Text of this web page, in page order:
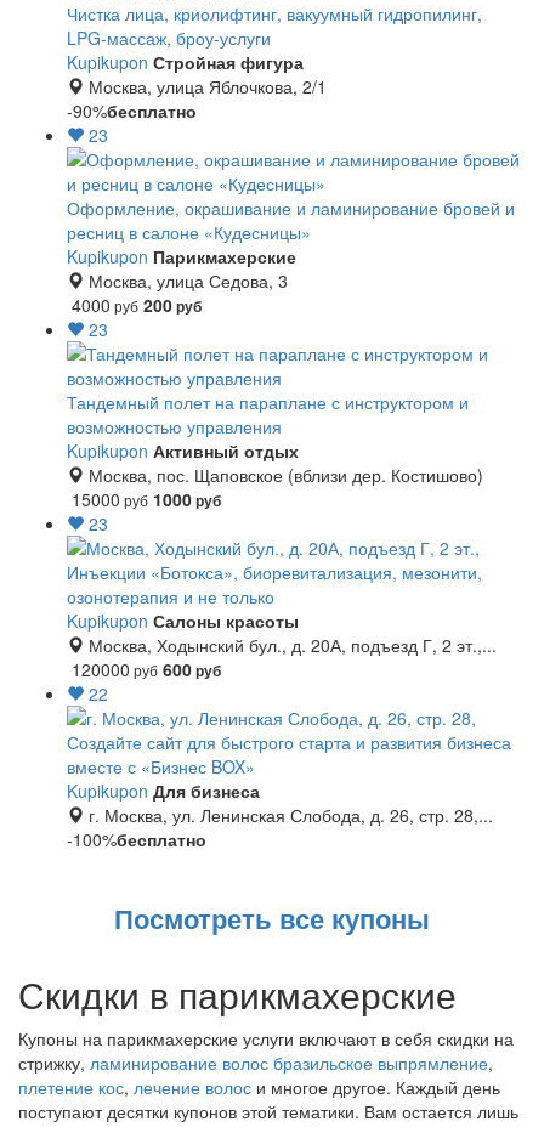
Чистка лица, криолифтинг, вакуумный гидропилинг,
LPG-массаж, броу-услуги
Kupikupon Стройная фигура
Москва, улица Яблочкова, 2/1
-90%бесплатно
23
Оформление, окрашивание и ламинирование бровей и
ресниц в салоне «Кудесницы»
Kupikupon Парикмахерские
Москва, улица Седова, 3
4000 руб 200руб
23
Тандемный полет на параплане с инструктором и
возможностью управления
Kupikupon Активный отдых
Москва, пос. Щаповское (вблизи дер. Костишово)
15000 руб 1000руб
23
Инъекции «Ботокса», биоревитализация, мезонити,
озонотерапия и не только
Kupikupon Салоны красоты
Москва, Ходынский бул., д. 20А, подъезд Г, 2 эт.,...
120000 руб 600руб
22
Создайте сайт для быстрого старта и развития бизнеса
вместе с «Бизнес BOX»
Kupikupon Для бизнеса
г. Москва, ул. Ленинская Слобода, д. 26, стр. 28,...
-100%бесплатно
Посмотреть все купоны
Скидки в парикмахерские
Купоны на парикмахерские услуги включают в себя скидки на
стрижку, ламинирование волос бразильское выпрямление,
плетение кос, лечение волос и многое другое. Каждый день
поступают десятки купонов этой тематики. Вам остается лишь